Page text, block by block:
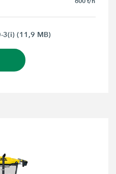
3(i) (11,9 MB)